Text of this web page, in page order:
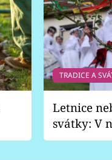
TRADICE A
Letnice
svátky: V
pondělí